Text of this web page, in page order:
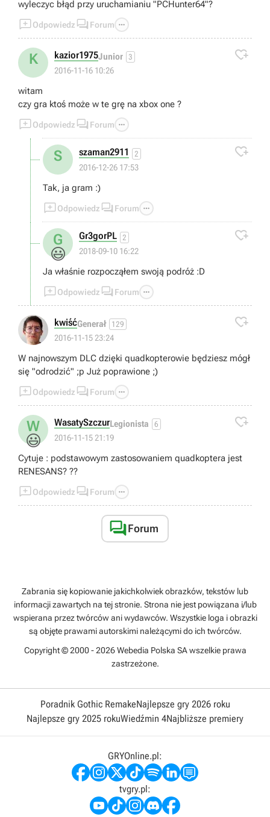
wyleczyc błąd przy uruchamianiu "PCHunter64"?
Odpowiedz  Forum 
K kazior1975Junior 3
2016-11-16 10:26

witam
czy gra ktoś może w te grę na xbox one ?
Odpowiedz  Forum 
S szaman2911 2
2016-12-26 17:53

Tak, ja gram :)
Odpowiedz  Forum 
G
😃
Gr3gorPL 2
2018-09-10 16:22

Ja właśnie rozpocząłem swoją podróż :D
Odpowiedz  Forum 
kwiśćGenerał 129
2016-11-15 23:24

W najnowszym DLC dzięki quadkopterowie będziesz mógł
się "odrodzić" ;p Już poprawione ;)
Odpowiedz  Forum 
W
😃
WasatySzczurLegionista 6
2016-11-15 21:19

Cytuje : podstawowym zastosowaniem quadkoptera jest
RENESANS? ??
Odpowiedz  Forum 
Forum
Zabrania się kopiowanie jakichkolwiek obrazków, tekstów lub
informacji zawartych na tej stronie. Strona nie jest powiązana i/lub
wspierana przez twórców ani wydawców. Wszystkie loga i obrazki
są objęte prawami autorskimi należącymi do ich twórców.
Copyright © 2000 - 2026 Webedia Polska SA wszelkie prawa
zastrzeżone.
Poradnik Gothic RemakeNajlepsze gry 2026 roku
Najlepsze gry 2025 rokuWiedźmin 4Najbliższe premiery
GRYOnline.pl:
tvgry.pl: